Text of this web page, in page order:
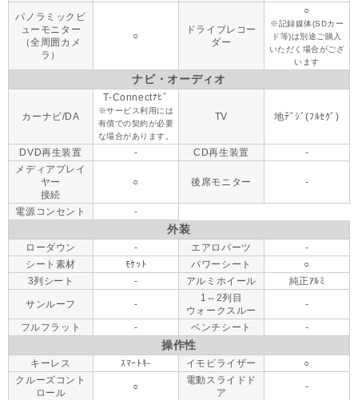
パノラミックビ
ューモニター
（全周囲カメ
ラ）
○
ドライブレコー
ダー
○
※記録媒体(SDカー
ド等)は別途ご購入
いただく場合がござ
います
ナビ・オーディオ
カーナビ/DA
T-Connectﾅﾋﾞ
※サービス利用には
有償での契約が必要
な場合があります。
TV 地ﾃﾞｼﾞ(ﾌﾙｾｸﾞ)
DVD再生装置 - CD再生装置
-
メディアプレイ
ヤー
接続
○ 後席モニター -
電源コンセント -
外装
ローダウン - エアロパーツ
-
シート素材
ﾓｹｯﾄ パワーシート
○
3列シート
- アルミホイール 純正ｱﾙﾐ
サンルーフ -
1⇔2列目
ウォークスルー
-
フルフラット - ベンチシート -
操作性
キーレス ｽﾏｰﾄｷ- イモビライザー
○
クルーズコント
ロール
○
電動スライドド
ア
-